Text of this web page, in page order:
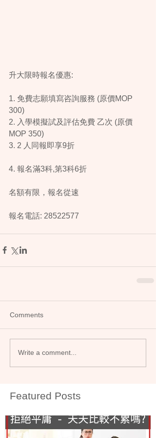
升大限時報名優惠:
1. 免費志願填寫咨詢服務 (原價MOP
300)
2. 入學模擬試及評估免費 乙次 (原價
MOP 350)
3. 2 人同報即享9折
4. 報名滿3科,第3科6折
名額有限，報名從速
報名電話: 28522577
Comments
Write a comment...
Featured Posts